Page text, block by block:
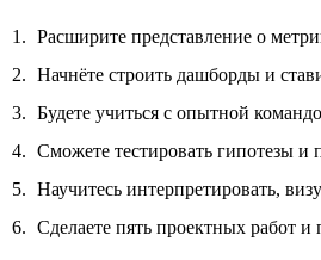
Расширите представление о
Начнёте строить дашборды и
Будете учиться с опытной
Сможете тестировать гипотезы
Научитесь интерпретировать,
Сделаете пять проектных работ